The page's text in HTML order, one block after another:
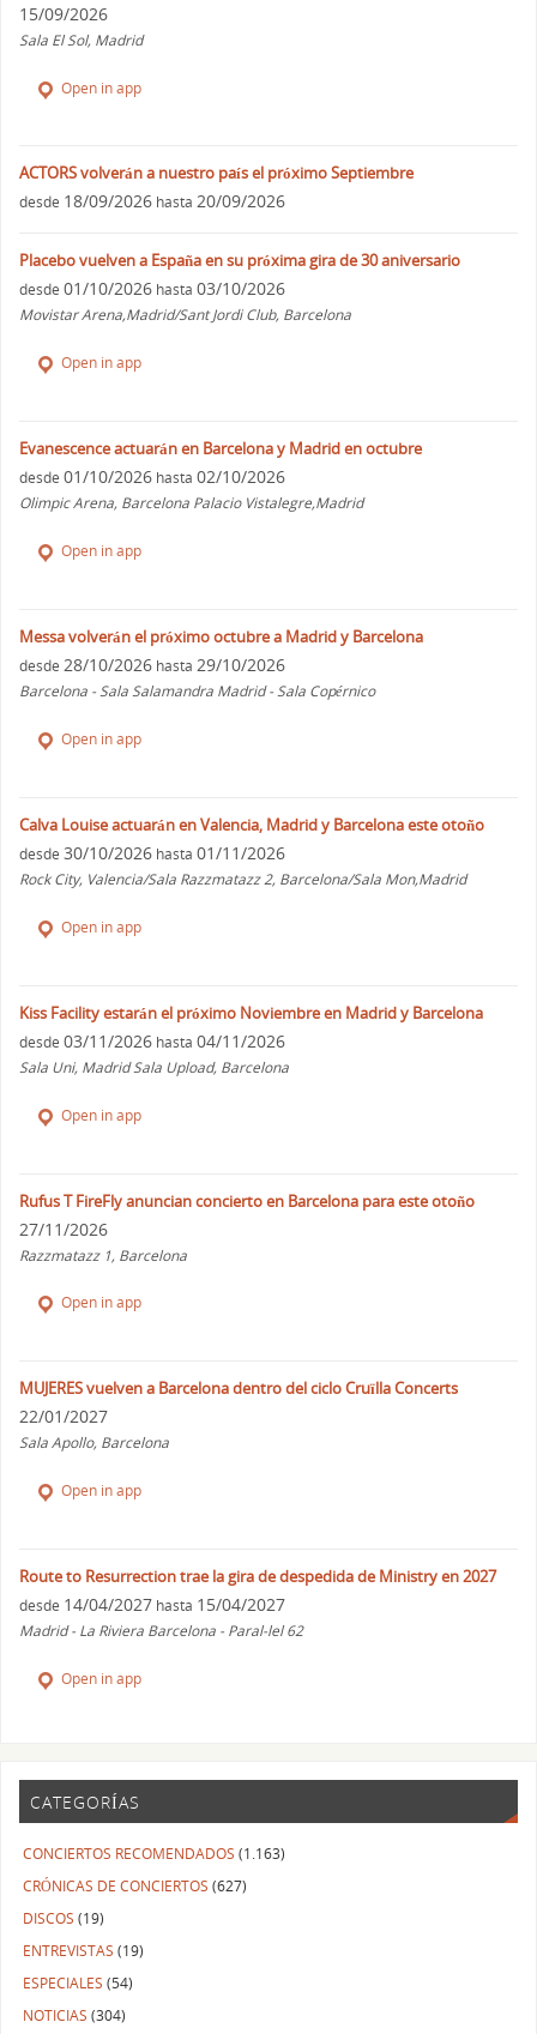
15/09/2026
Sala El Sol, Madrid
Open in app
ACTORS volverán a nuestro país el próximo Septiembre
desde 18/09/2026 hasta 20/09/2026
Placebo vuelven a España en su próxima gira de 30 aniversario
desde 01/10/2026 hasta 03/10/2026
Movistar Arena,Madrid/Sant Jordi Club, Barcelona
Open in app
Evanescence actuarán en Barcelona y Madrid en octubre
desde 01/10/2026 hasta 02/10/2026
Olimpic Arena, Barcelona Palacio Vistalegre,Madrid
Open in app
Messa volverán el próximo octubre a Madrid y Barcelona
desde 28/10/2026 hasta 29/10/2026
Barcelona - Sala Salamandra Madrid - Sala Copérnico
Open in app
Calva Louise actuarán en Valencia, Madrid y Barcelona este otoño
desde 30/10/2026 hasta 01/11/2026
Rock City, Valencia/Sala Razzmatazz 2, Barcelona/Sala Mon,Madrid
Open in app
Kiss Facility estarán el próximo Noviembre en Madrid y Barcelona
desde 03/11/2026 hasta 04/11/2026
Sala Uni, Madrid Sala Upload, Barcelona
Open in app
Rufus T FireFly anuncian concierto en Barcelona para este otoño
27/11/2026
Razzmatazz 1, Barcelona
Open in app
MUJERES vuelven a Barcelona dentro del ciclo Cruïlla Concerts
22/01/2027
Sala Apollo, Barcelona
Open in app
Route to Resurrection trae la gira de despedida de Ministry en 2027
desde 14/04/2027 hasta 15/04/2027
Madrid - La Riviera Barcelona - Paral-lel 62
Open in app
CATEGORÍAS
CONCIERTOS RECOMENDADOS (1.163)
CRÓNICAS DE CONCIERTOS (627)
DISCOS (19)
ENTREVISTAS (19)
ESPECIALES (54)
NOTICIAS (304)